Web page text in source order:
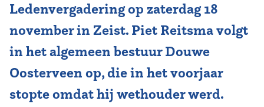
Ledenvergadering op zaterdag 18
november in Zeist. Piet Reitsma volgt
in het algemeen bestuur Douwe
Oosterveen op, die in het voorjaar
stopte omdat hij wethouder werd.